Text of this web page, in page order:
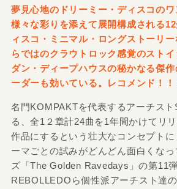
夢見心地のドリーミー・ディスコの
様々な彩りを添えて展開構成される
ィスコ・ミニマル・ロングストーリ
らではのクラウトロック感覚のスト
ダン・ディープハウスの秘かなる傑
ーダーも効いている。レコメンド！！
名門KOMPAKTを代表するアーチス
る、全1２章計24曲を1年間かけてリ
作品にするという壮大なコンセプト
ーマごとの試みがどんどん面白くな
ズ「The Golden Ravedays」の第11弾
REBOLLEDOら個性派アーチスト達